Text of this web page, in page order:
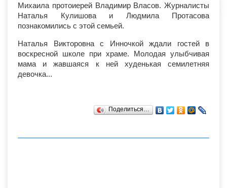
Михаила протоиерей Владимир Власов. Журналисты
Наталья Кулишова и Людмила Протасова
познакомились с этой семьей.
Наталья Викторовна с Инночкой ждали гостей в
воскресной школе при храме. Молодая улыбчивая
мама и жавшаяся к ней худенькая семилетняя
девочка...
Поделиться…